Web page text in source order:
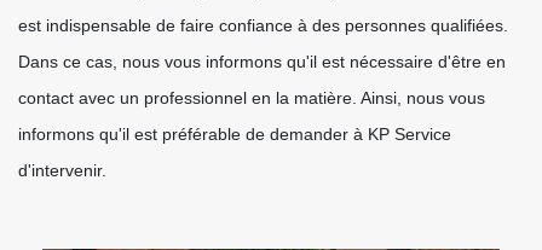
est indispensable de faire confiance à des personnes qualifiées.
Dans ce cas, nous vous informons qu'il est nécessaire d'être en
contact avec un professionnel en la matière. Ainsi, nous vous
informons qu'il est préférable de demander à KP Service
d'intervenir.